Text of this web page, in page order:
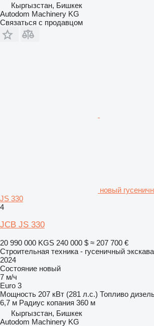
Кыргызстан, Бишкек
Autodom Machinery KG
Связаться с продавцом
новый
JS 330
4
JCB JS 330
20 990 000 KGS 240 000 $ ≈ 207 700 €
Строительная техника - гусеничный
2024
Состояние новый
7 м/ч
Euro 3
Мощность 207 кВт (281 л.с.) Топливо
6,7 м Радиус копания 360 м
Кыргызстан, Бишкек
Autodom Machinery KG